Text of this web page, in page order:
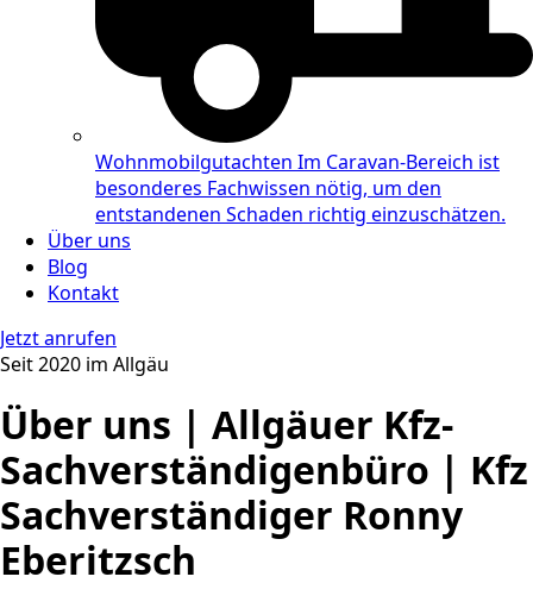
Wohnmobilgutachten Im Caravan-Bereich ist
besonderes Fachwissen nötig, um den
entstandenen Schaden richtig einzuschätzen.
Über uns
Blog
Kontakt
Jetzt anrufen
Seit 2020 im Allgäu
Über uns | Allgäuer Kfz-
Sachverständigenbüro | Kfz
Sachverständiger Ronny
Eberitzsch